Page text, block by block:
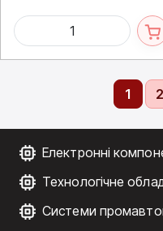
Електронні
Технологічне
Системи
1 2